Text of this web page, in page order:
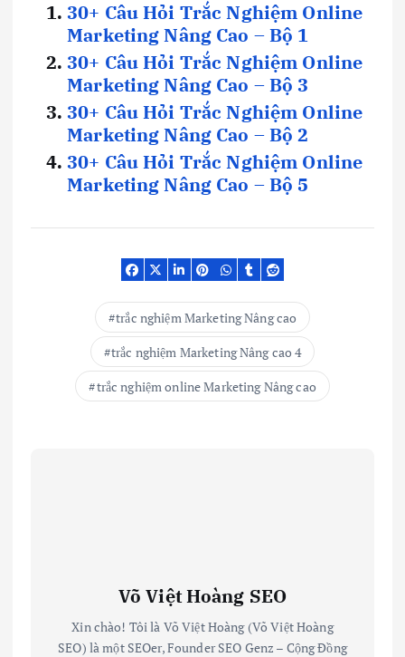
30+ Câu Hỏi Trắc Nghiệm Online
Marketing Nâng Cao – Bộ 1
30+ Câu Hỏi Trắc Nghiệm Online
Marketing Nâng Cao – Bộ 3
30+ Câu Hỏi Trắc Nghiệm Online
Marketing Nâng Cao – Bộ 2
30+ Câu Hỏi Trắc Nghiệm Online
Marketing Nâng Cao – Bộ 5
trắc nghiệm Marketing Nâng cao
trắc nghiệm Marketing Nâng cao 4
trắc nghiệm online Marketing Nâng cao
Võ Việt Hoàng SEO
Xin chào! Tôi là Võ Việt Hoàng (Võ Việt Hoàng
SEO) là một SEOer, Founder SEO Genz – Cộng Đồng